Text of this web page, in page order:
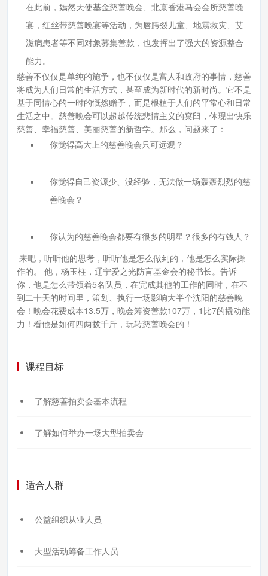
在此前，嫣然天使基金慈善晚会、北京香港马会会所慈善晚
宴，红丝带慈善晚宴等活动，为唇腭裂儿童、地震救灾、艾
滋病患者等不同对象募集善款，也发挥出了强大的资源整合
能力。
慈善不仅仅是单纯的施予，也不仅仅是富人和政府的事情，慈善
将成为人们日常的生活方式，甚至成为新时代的新时尚。它不是
基于同情心的一时的慨然赠予，而是根植于人们的平常心和日常
生活之中。慈善晚会可以超越传统悲情主义的窠臼，体现出快乐
慈善、幸福慈善、美丽慈善的新哲学。那么，问题来了：
你觉得高大上的慈善晚会只可远观？
你觉得自己资源少、没经验，无法做一场轰轰烈烈的慈
善晚会？
你认为的慈善晚会都要有很多的明星？很多的有钱人？
来吧，听听他的思考，听听他是怎么做到的，他是怎么实际操
作的。 他，杨玉柱，辽宁爱之光防盲基金会的秘书长。告诉
你，他是怎么带领着5名队员，在完成其他的工作的同时，在不
到二十天的时间里，策划、执行一场影响大半个沈阳的慈善晚
会！晚会花费成本13.5万，晚会筹资善款107万，1比7的撬动能
力！看他是如何四两拨千斤，玩转慈善晚会的！
课程目标
了解慈善拍卖会基本流程
了解如何举办一场大型拍卖会
适合人群
公益组织从业人员
大型活动筹备工作人员